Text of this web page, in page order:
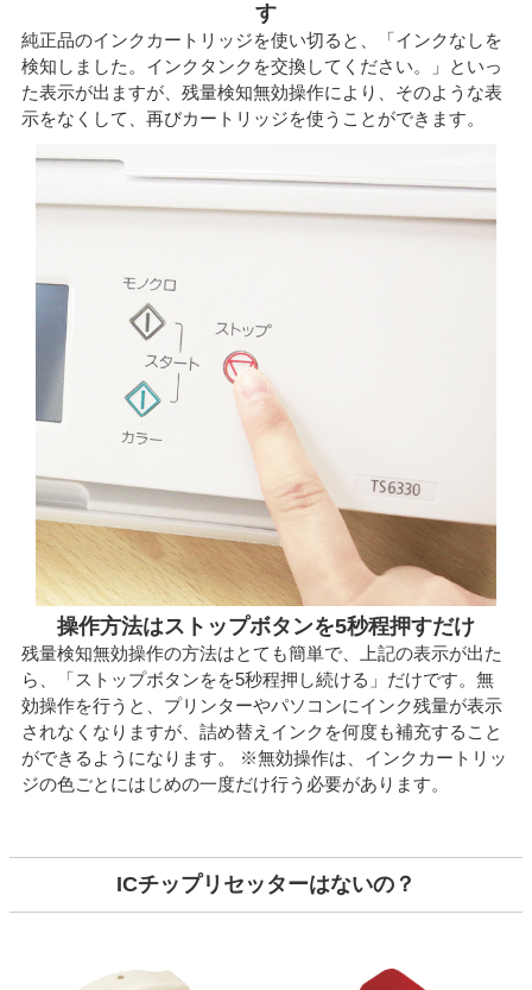
す
純正品のインクカートリッジを使い切ると、「インクなしを
検知しました。インクタンクを交換してください。」といっ
た表示が出ますが、残量検知無効操作により、そのような表
示をなくして、再びカートリッジを使うことができます。
操作方法はストップボタンを5秒程押すだけ
残量検知無効操作の方法はとても簡単で、上記の表示が出た
ら、「ストップボタンをを5秒程押し続ける」だけです。無
効操作を行うと、プリンターやパソコンにインク残量が表示
されなくなりますが、詰め替えインクを何度も補充すること
ができるようになります。 ※無効操作は、インクカートリッ
ジの色ごとにはじめの一度だけ行う必要があります。
ICチップリセッターはないの？